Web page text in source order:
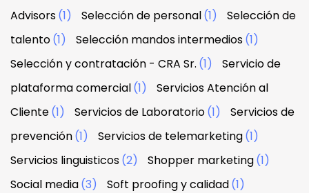
Advisors(1) Selección de personal(1)
Selección de
talento(1) Selección mandos intermedios(1)
Selección y contratación - CRA Sr. (1)
Servicio de
plataforma comercial(1)
Servicios Atención al
Cliente(1) Servicios de Laboratorio(1)
Servicios de
prevención(1) Servicios de telemarketing(1)
Servicios linguisticos(2) Shopper marketing(1)
Social media(3) Soft proofing y calidad(1)